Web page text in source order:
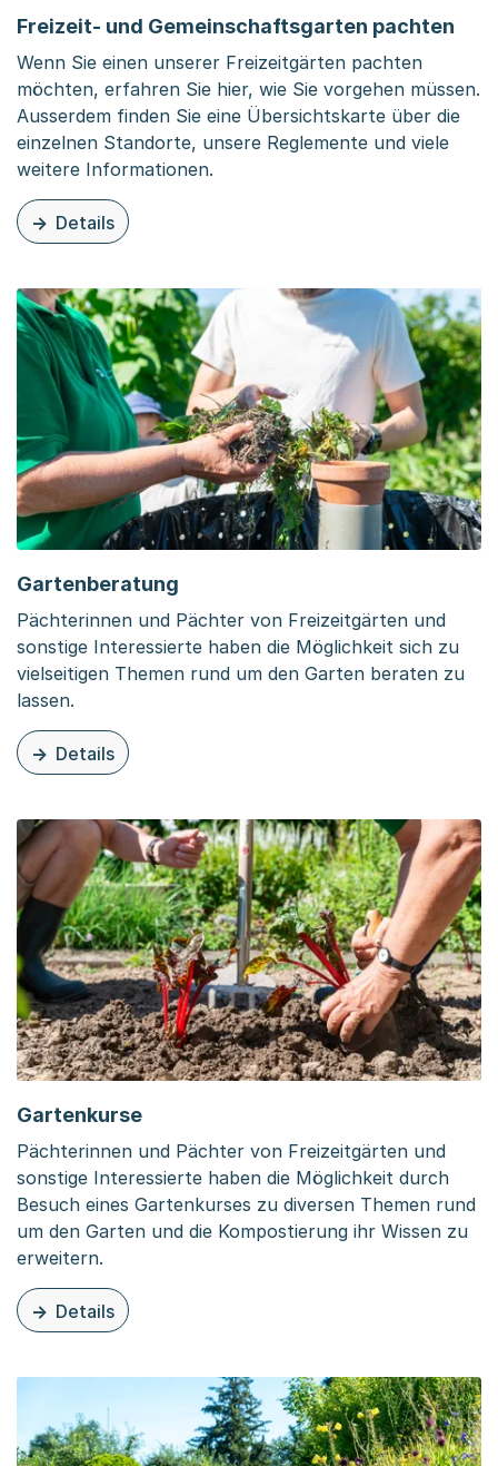
Freizeit- und Gemeinschaftsgarten pachten
Wenn Sie einen unserer Freizeitgärten pachten
möchten, erfahren Sie hier, wie Sie vorgehen müssen.
Ausserdem finden Sie eine Übersichtskarte über die
einzelnen Standorte, unsere Reglemente und viele
weitere Informationen.
Details
zu diesem Thema: Freizeit- und Gemeinschaftsgarten
Gartenberatung
Pächterinnen und Pächter von Freizeitgärten und
sonstige Interessierte haben die Möglichkeit sich zu
vielseitigen Themen rund um den Garten beraten zu
lassen.
Details
zu dieser Organisationsseite: Gartenberatung
Gartenkurse
Pächterinnen und Pächter von Freizeitgärten und
sonstige Interessierte haben die Möglichkeit durch
Besuch eines Gartenkurses zu diversen Themen rund
um den Garten und die Kompostierung ihr Wissen zu
erweitern.
Details
zu dieser Organisationsseite: Gartenkurse